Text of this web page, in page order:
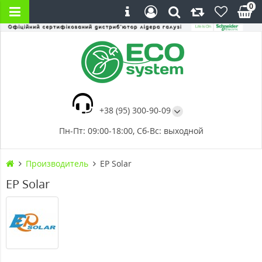
+38 (95) 300-90-09
Пн-Пт: 09:00-18:00, Сб-Вс: выходной
0
Производитель EP Solar
EP Solar